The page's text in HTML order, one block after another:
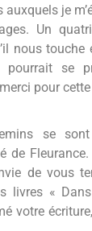
auxquels je
Un
nous
pourrait se
pour
se
de Fleurance.
de vous
livres «
votre